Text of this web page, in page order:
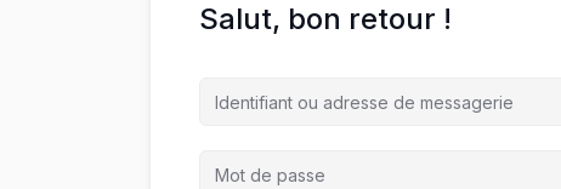
Salut, bon retour !